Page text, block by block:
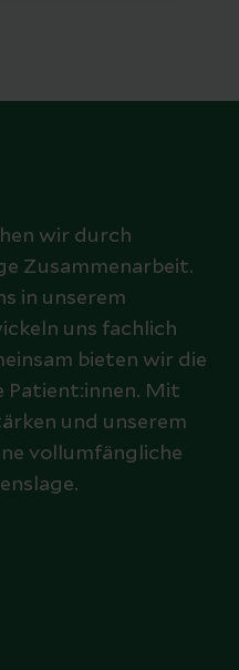
wir durch
Zusammenarbeit.
in unserem
uns fachlich
bieten wir die
Patient:innen. Mit
und unserem
vollumfängliche